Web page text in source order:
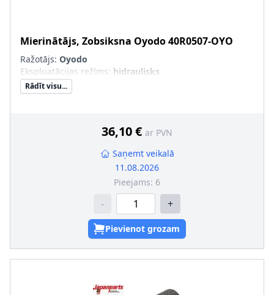
Mierinātājs, Zobsiksna Oyodo40R0507-OYO
Ražotājs: Oyodo
Ekspluatācijas režīms: hidraulisks
Rādīt visu...
36,10 € ar PVN
Saņemt veikalā
11.08.2026
Pieejams: 6
- +
Pievienot grozam